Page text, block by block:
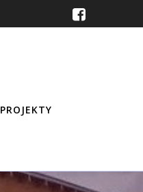
PROJEKTY